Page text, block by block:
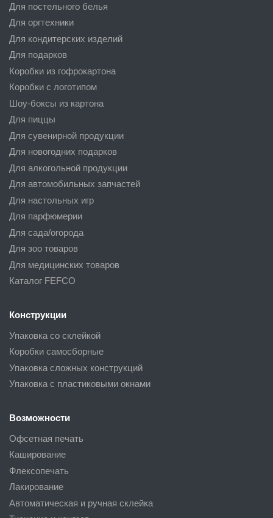
Для постельного белья
Для оргтехники
Для кондитерских изделий
Для подарков
Коробки из гофрокартона
Коробки с логотипом
Шоу-боксы из картона
Для пиццы
Для сувенирной продукции
Для новогодних подарков
Для алкогольной продукции
Для автомобильных запчастей
Для настольных игр
Для парфюмерии
Для сада/огорода
Для зоо товаров
Для медицинских товаров
Каталог FEFCO
Конструкции
Упаковка со склейкой
Коробки самосборные
Упаковка сложных конструкций
Упаковка с пластиковыми окнами
Возможности
Офсетная печать
Каширование
Флексопечать
Лакирование
Автоматическая и ручная склейка